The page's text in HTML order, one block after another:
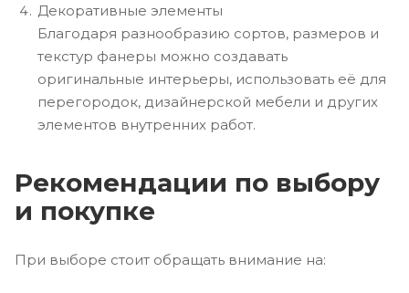
Декоративные элементы
Благодаря разнообразию сортов, размеров и
текстур фанеры можно создавать
оригинальные интерьеры, использовать её для
перегородок, дизайнерской мебели и других
элементов внутренних работ.
Рекомендации по выбору
и покупке
При выборе стоит обращать внимание на: